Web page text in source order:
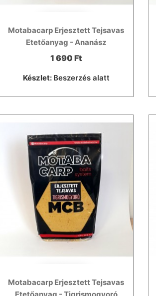
Motabacarp Erjesztett Tejsavas
Etetőanyag - Ananász
1 690 Ft
Készlet: Beszerzés alatt
Motabacarp Erjesztett Tejsavas